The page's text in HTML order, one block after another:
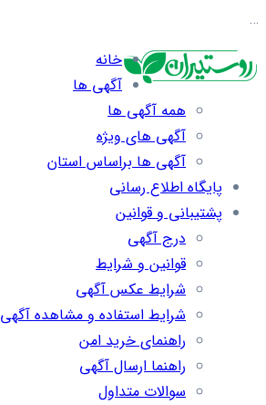
…
خانه
آگهی ها
همه آگهی ها
آگهی های ویژه
آگهی ها براساس استان
پایگاه اطلاع رسانی
پشتیبانی و قوانین
درج آگهی
قوانین و شرایط
شرایط عکس آگهی
شرایط استفاده و مشاهده آگهی
راهنمای خرید امن
راهنما ارسال آگهی
سوالات متداول